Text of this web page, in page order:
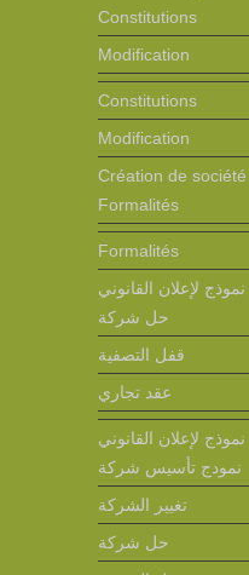
Constitutions
Modification
Constitutions
Modification
Création de
Formalités
Formalités
نموذج لإعلان القانوني
حل شركة
قفل التصفية
عقد تجاري
نموذج لإعلان القانوني
نمودج تأسيس شركة
تغيير الشركة
حل شركة